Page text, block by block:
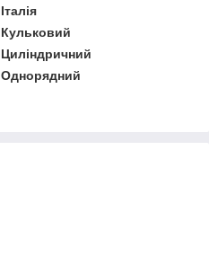
Італія
Кульковий
Циліндричний
Однорядний